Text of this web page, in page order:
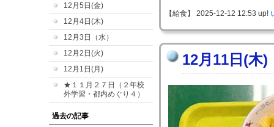
12月5日(金)
12月4日(木)
12月3日（水）
12月2日(火)
12月1日(月)
★１１月２７日（２年校
外学習・都内めぐり４）
過去の記事
【給食】 2025-12-12 12:53 up!
12月11日(木)